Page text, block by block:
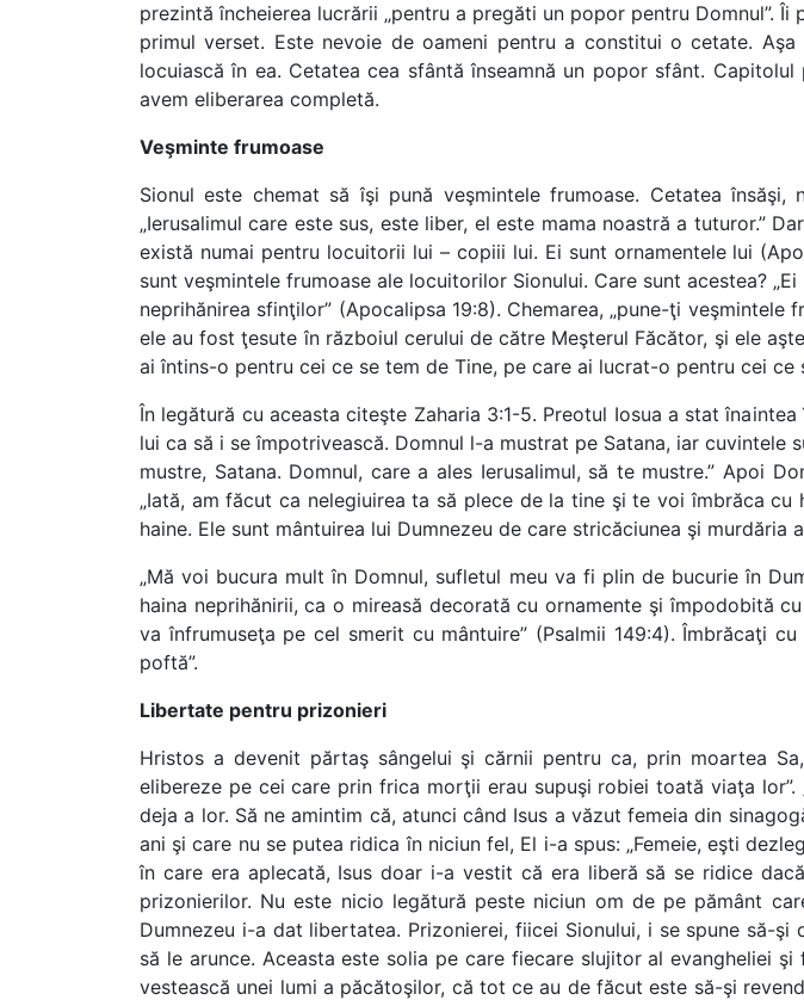
prezintă încheierea lucrării „pentru a pregăti un popor pentru Domnul”.
primul verset. Este nevoie de oameni pentru a constitui o cetate.
locuiască în ea. Cetatea cea sfântă înseamnă un popor sfânt.
avem eliberarea completă.
Veşminte frumoase
Sionul este chemat să îşi pună veşmintele frumoase. Cetatea însăşi,
„Ierusalimul care este sus, este liber, el este mama noastră a tuturor.”
există numai pentru locuitorii lui – copiii lui. Ei sunt ornamentele lui
sunt veşmintele frumoase ale locuitorilor Sionului. Care sunt acestea?
neprihănirea sfinţilor” (Apocalipsa 19:8). Chemarea, „pune-ţi
ele au fost ţesute în războiul cerului de către Meşterul Făcător, şi ele
ai întins-o pentru cei ce se tem de Tine, pe care ai lucrat-o pentru cei ce
În legătură cu aceasta citeşte Zaharia 3:1-5. Preotul Iosua a stat
lui ca să i se împotrivească. Domnul l-a mustrat pe Satana, iar
mustre, Satana. Domnul, care a ales Ierusalimul, să te mustre.” Apoi
„Iată, am făcut ca nelegiuirea ta să plece de la tine şi te voi îmbrăca
haine. Ele sunt mântuirea lui Dumnezeu de care stricăciunea şi murdăria
„Mă voi bucura mult în Domnul, sufletul meu va fi plin de bucurie în
haina neprihănirii, ca o mireasă decorată cu ornamente şi împodobită
va înfrumuseţa pe cel smerit cu mântuire” (Psalmii 149:4). Îmbrăcaţi
poftă”.
Libertate pentru prizonieri
Hristos a devenit părtaş sângelui şi cărnii pentru ca, prin moartea
elibereze pe cei care prin frica morţii erau supuşi robiei toată viaţa lor”.
deja a lor. Să ne amintim că, atunci când Isus a văzut femeia din
ani şi care nu se putea ridica în niciun fel, El i-a spus: „Femeie, eşti
în care era aplecată, Isus doar i-a vestit că era liberă să se ridice
prizonierilor. Nu este nicio legătură peste niciun om de pe pământ
Dumnezeu i-a dat libertatea. Prizonierei, fiicei Sionului, i se spune să-
să le arunce. Aceasta este solia pe care fiecare slujitor al evangheliei
vestească unei lumi a păcătoşilor, că tot ce au de făcut este să-şi